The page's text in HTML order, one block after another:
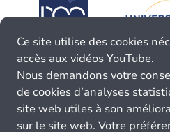
Ce site utilise des cookies
accès aux vidéos YouTube.
Nous demandons votre
de cookies d’analyses
site web utiles à son
sur le site web. Votre